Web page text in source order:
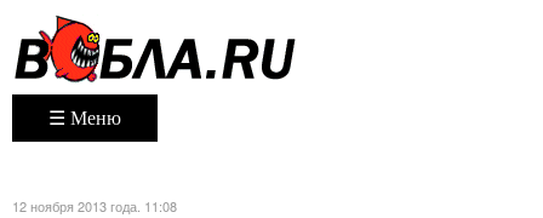
☰ Меню
12 ноября 2013 года. 11:08